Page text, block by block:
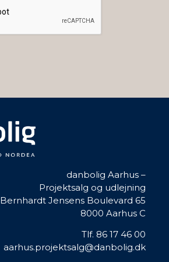
danbolig Aarhus –
Projektsalg og udlejning
Bernhardt Jensens Boulevard 65
8000 Aarhus C
Tlf. 86 17 46 00
aarhus.projektsalg@danbolig.dk